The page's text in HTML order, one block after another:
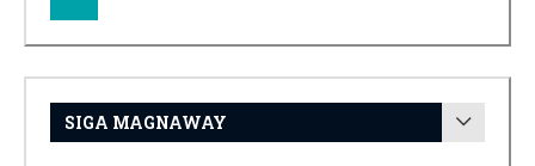
SIGA MAGNAWAY